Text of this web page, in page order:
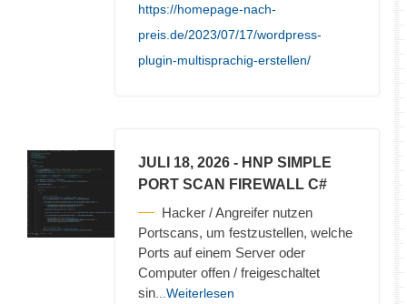
https://homepage-nach-
preis.de/2023/07/17/wordpress-
plugin-multisprachig-erstellen/
JULI 18, 2026 - HNP SIMPLE
PORT SCAN FIREWALL C#
Hacker / Angreifer nutzen
Portscans, um festzustellen, welche
Ports auf einem Server oder
Computer offen / freigeschaltet
sin ...Weiterlesen